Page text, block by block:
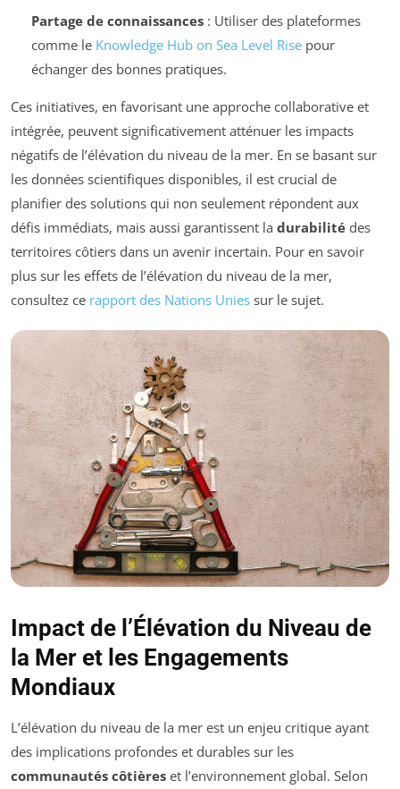
Partage de connaissances: Utiliser des plateformes
comme le Knowledge Hub on Sea Level Risepour
échanger des bonnes pratiques.
Ces initiatives, en favorisant une approche collaborative et
intégrée, peuvent significativement atténuer les impacts
négatifs de l’élévation du niveau de la mer. En se basant sur
les données scientifiques disponibles, il est crucial de
planifier des solutions qui non seulement répondent aux
défis immédiats, mais aussi garantissent la durabilité des
territoires côtiers dans un avenir incertain. Pour en savoir
plus sur les effets de l’élévation du niveau de la mer,
consultez ce rapport des Nations Unies sur le sujet.
Impact de l’Élévation du Niveau de
la Mer et les Engagements
Mondiaux
L’élévation du niveau de la mer est un enjeu critique ayant
des implications profondes et durables sur les
communautés côtières et l’environnement global. Selon